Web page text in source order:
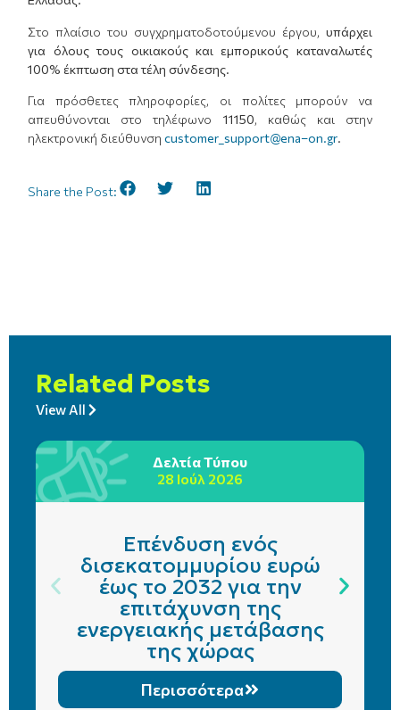
Στο πλαίσιο του συγχρηματοδοτούμενου έργου, υπάρχει
για όλους τους οικιακούς και εμπορικούς καταναλωτές
100% έκπτωση στα τέλη σύνδεσης.
Για πρόσθετες πληροφορίες, οι πολίτες μπορούν να
απευθύνονται στο τηλέφωνο 11150, καθώς και στην
ηλεκτρονική διεύθυνσηcustomer_support@ena–on.gr.
Share the Post:
Related Posts
View All
Δελτία Τύπου
28 Ιούλ 2026
Επένδυση ενός
δισεκατομμυρίου ευρώ
έως το 2032 για την
επιτάχυνση της
ενεργειακής μετάβασης
της χώρας
Περισσότερα